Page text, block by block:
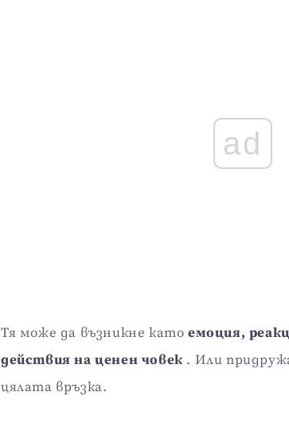
ad
Тя може да възникне като емоция,
действия на ценен човек . Или
цялата връзка.